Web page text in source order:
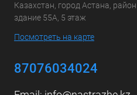
Казахстан, город Астана,
здание 55А, 5 этаж
Посмотреть на карте
87076034024